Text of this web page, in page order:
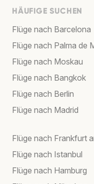
HÄUFIGE SUCHEN
Flüge nach Barcelona
Flüge nach Palma de
Flüge nach Moskau
Flüge nach Bangkok
Flüge nach Berlin
Flüge nach Madrid
Flüge nach Frankfurt
Flüge nach Istanbul
Flüge nach Hamburg